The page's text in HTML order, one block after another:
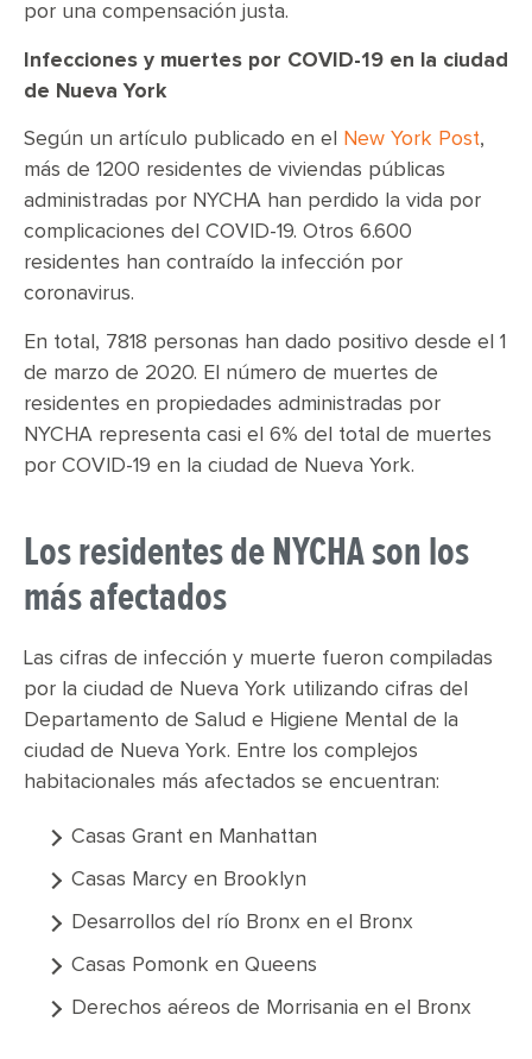
por una compensación justa.
Infecciones y muertes por COVID-19 en la ciudad
de Nueva York
Según un artículo publicado en el New York Post,
más de 1200 residentes de viviendas públicas
administradas por NYCHA han perdido la vida por
complicaciones del COVID-19. Otros 6.600
residentes han contraído la infección por
coronavirus.
En total, 7818 personas han dado positivo desde el 1
de marzo de 2020. El número de muertes de
residentes en propiedades administradas por
NYCHA representa casi el 6% del total de muertes
por COVID-19 en la ciudad de Nueva York.
Los residentes de NYCHA son los
más afectados
Las cifras de infección y muerte fueron compiladas
por la ciudad de Nueva York utilizando cifras del
Departamento de Salud e Higiene Mental de la
ciudad de Nueva York. Entre los complejos
habitacionales más afectados se encuentran:
Casas Grant en Manhattan
Casas Marcy en Brooklyn
Desarrollos del río Bronx en el Bronx
Casas Pomonk en Queens
Derechos aéreos de Morrisania en el Bronx